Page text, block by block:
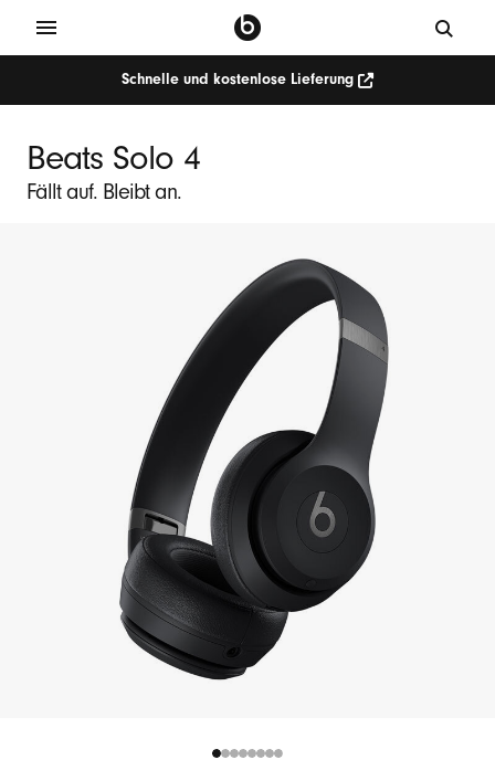
Schnelle und kostenlose Lieferung
Beats Solo 4
Fällt auf. Bleibt an.